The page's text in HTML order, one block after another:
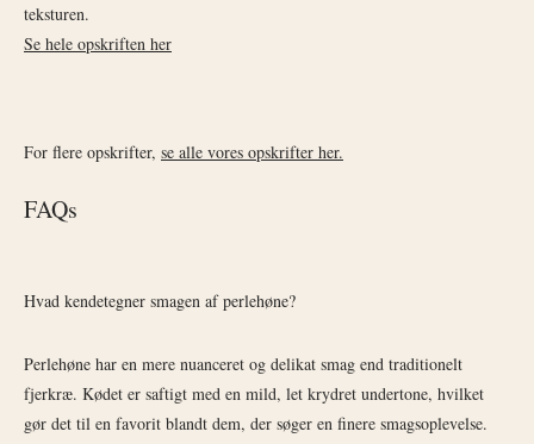
teksturen.
Se hele opskriften her
For flere opskrifter, se alle vores opskrifter her.
FAQs
Hvad kendetegner smagen af perlehøne?
Perlehøne har en mere nuanceret og delikat smag end traditionelt
fjerkræ. Kødet er saftigt med en mild, let krydret undertone, hvilket
gør det til en favorit blandt dem, der søger en finere smagsoplevelse.